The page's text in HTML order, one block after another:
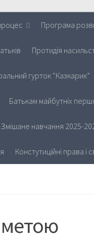
Програма
Протидія
гурток “Казкарик”
Батькам майбутніх
Змішане навчання 2025-
Констутиційні права